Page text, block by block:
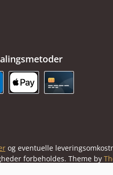
og eventuelle
forbeholdes. Theme by